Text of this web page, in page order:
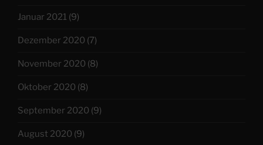
Januar 2021 (9)
Dezember 2020 (7)
November 2020 (8)
Oktober 2020 (8)
September 2020 (9)
August 2020 (9)